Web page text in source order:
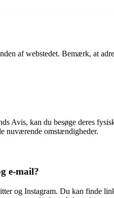
af webstedet. Bemærk, at
Avis, kan du besøge deres
nuværende omstændigheder.
e-mail?
og Instagram. Du kan finde